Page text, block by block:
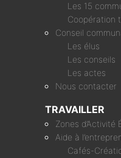
Les 15
Coopération
Conseil
Les élus
Les conseils
Les actes
Nous contacter
TRAVAILLER
Zones d’Activité
Aide à
Cafés-